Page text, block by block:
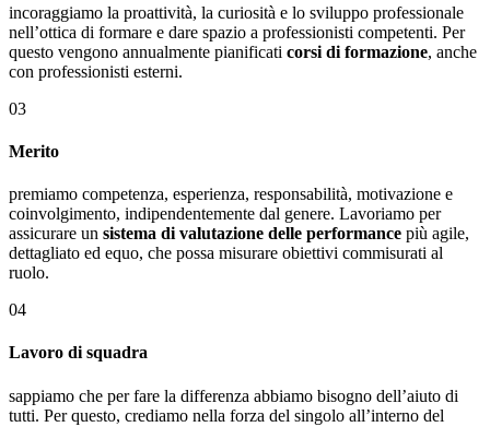
incoraggiamo la proattività, la curiosità e lo sviluppo professionale
nell’ottica di formare e dare spazio a professionisti competenti. Per
questo vengono annualmente pianificati corsi di formazione, anche
con professionisti esterni.
03
Merito
premiamo competenza, esperienza, responsabilità, motivazione e
coinvolgimento, indipendentemente dal genere. Lavoriamo per
assicurare un sistema di valutazione delle performance più agile,
dettagliato ed equo, che possa misurare obiettivi commisurati al
ruolo.
04
Lavoro di squadra
sappiamo che per fare la differenza abbiamo bisogno dell’aiuto di
tutti. Per questo, crediamo nella forza del singolo all’interno del